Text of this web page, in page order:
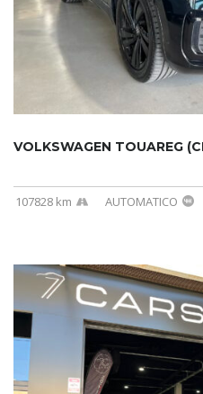
107828 km AUTOMATICO